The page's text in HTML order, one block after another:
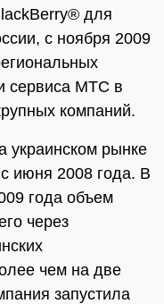
для
с ноября 2009
сервиса МТС в
компаний.
украинском рынке
июня 2008 года. В
года объем
через
чем на две
запустила